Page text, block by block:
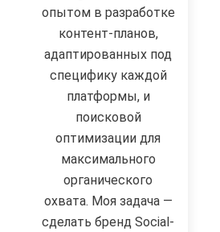
опытом в разработке
контент-планов,
адаптированных под
специфику каждой
платформы, и
поисковой
оптимизации для
максимального
органического
охвата. Моя задача —
сделать бренд Social-